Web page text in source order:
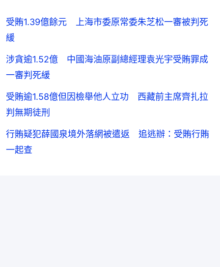
受賄1.39億餘元 上海市委原常委朱芝松一審被判死
緩
涉貪逾1.52億 中國海油原副總經理袁光宇受賄罪成
一審判死緩
受賄逾1.58億但因檢舉他人立功 西藏前主席齊扎拉
判無期徒刑
行賄疑犯薛國泉境外落網被遣返 追逃辦：受賄行賄
一起查